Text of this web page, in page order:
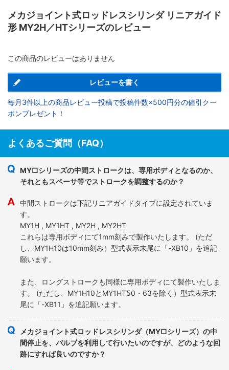
メカジョイント式ロッドレスシリンダ リニアガイド
形 MY2H／HTシリーズのレビュー
この商品のレビューはありません
レビューを書く
毎月3件以上の商品レビュー投稿で投稿件数×500円分の値引クー
ポンプレゼント！
よくあるご質問（FAQ）
MY□シリーズの中間ストロークは、専用ボディとなるのか、
それともスペーサ等でストロークを調整するのか？
中間ストロークは下記リニアガイドタイプに設定されていま
す。
MY1H , MY1HT , MY2H , MY2HT
これらは専用ボディにて1mm刻みで製作いたします。 (ただ
し、MY1H10は10mm刻み）型式表示末尾に「-XB10」を追記
願います。
また、ロングストロークも同様に専用ボディにて製作いたしま
す。 (ただし、MY1H10とMY1HT50・63を除く）型式表示末
尾に「-XB11」を追記願います。
メカジョイント式ロッドレスシリンダ（MY□シリーズ）の中
間停止を、バルブを利用して行いたいのですが、どのような回
路にすれば良いのですか？